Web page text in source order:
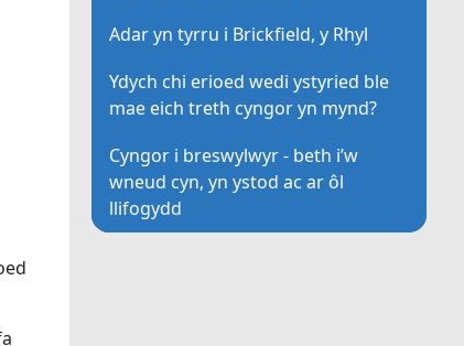
Adar yn tyrru i Brickfield, y Rhyl
Ydych chi erioed wedi ystyried ble
mae eich treth cyngor yn mynd?
Cyngor i breswylwyr - beth i’w
wneud cyn, yn ystod ac ar ôl
llifogydd